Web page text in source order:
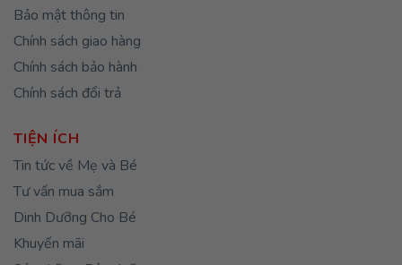
Bảo mật thông tin
Chính sách giao hàng
Chính sách bảo hành
Chính sách đổi trả
TIỆN ÍCH
Tin tức về Mẹ và Bé
Tư vấn mua sắm
Dinh Dưỡng Cho Bé
Khuyến mãi